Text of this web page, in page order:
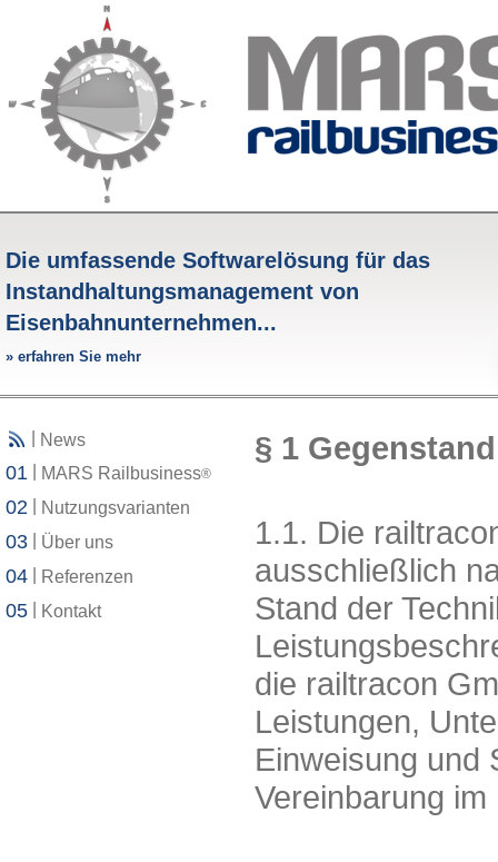
Die umfassende Softwarelösung für das
Instandhaltungsmanagement von
Eisenbahnunternehmen...
» erfahren Sie mehr
News
01 MARS Railbusiness®
02 Nutzungsvarianten
03 Über uns
04 Referenzen
05 Kontakt
§ 1
1.1. Die
ausschließlich
Stand der
die railtracon
Leistungen,
Einweisung und
Vereinbarung